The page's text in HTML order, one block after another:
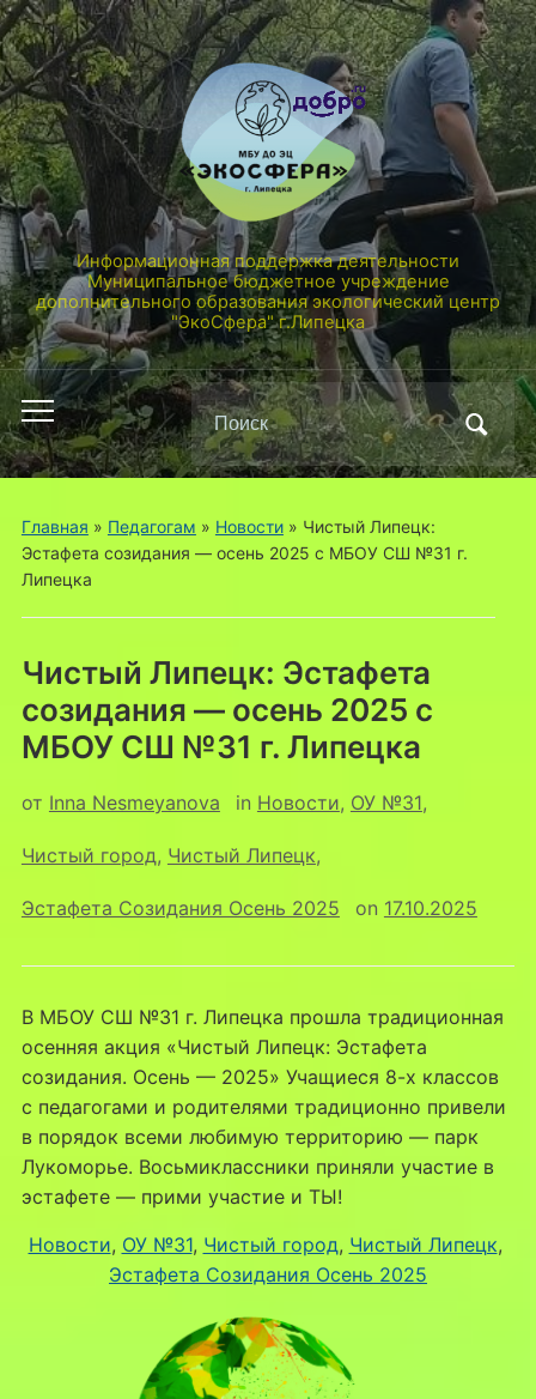
Информационная поддержка деятельности
Муниципальное бюджетное учреждение
дополнительного образования экологический центр
"ЭкоСфера" г.Липецка
Переключить
мобильное
меню
Поиск
по:
Главная » Педагогам » Новости» Чистый Липецк:
Эстафета созидания — осень 2025 с МБОУ СШ №31 г.
Липецка
Чистый Липецк: Эстафета
созидания — осень 2025 с
МБОУ СШ №31 г. Липецка
от Inna Nesmeyanova in Новости, ОУ №31,
Чистый город, Чистый Липецк,
Эстафета Созидания Осень 2025 on 17.10.2025
В МБОУ СШ №31 г. Липецка прошла традиционная
осенняя акция «Чистый Липецк: Эстафета
созидания. Осень — 2025» Учащиеся 8-х классов
с педагогами и родителями традиционно привели
в порядок всеми любимую территорию — парк
Лукоморье. Восьмиклассники приняли участие в
эстафете — прими участие и ТЫ!
Новости, ОУ №31, Чистый город, Чистый Липецк
Эстафета Созидания Осень 2025